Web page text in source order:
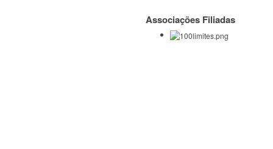
Associações Filiadas